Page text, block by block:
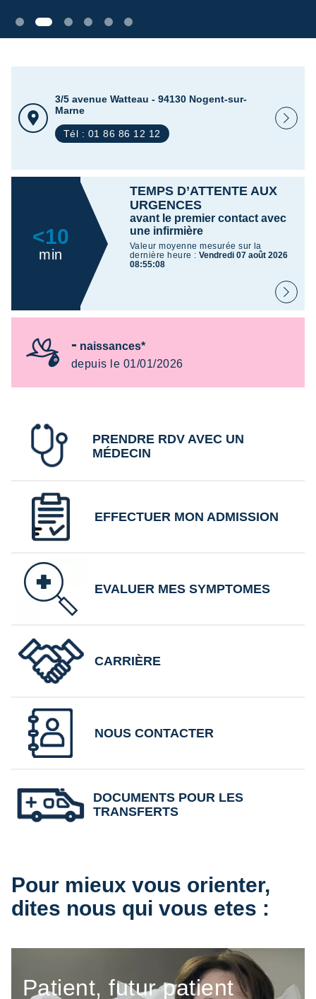
3/5 avenue Watteau - 94130 Nogent-sur-
Marne
Tél : 01 86 86 12 12
<10
min
TEMPS D’ATTENTE AUX
URGENCES
avant le premier contact avec
une infirmière
Valeur moyenne mesurée sur la
dernière heure :Vendredi 07 août 2026
08:55:08
- naissances*
depuis le 01/01/2026
PRENDRE RDV AVEC UN
MÉDECIN
EFFECTUER MON ADMISSION
EVALUER MES SYMPTOMES
CARRIÈRE
NOUS CONTACTER
DOCUMENTS POUR LES
TRANSFERTS
Pour mieux vous orienter,
dites nous qui vous etes :
Patient, futur patient